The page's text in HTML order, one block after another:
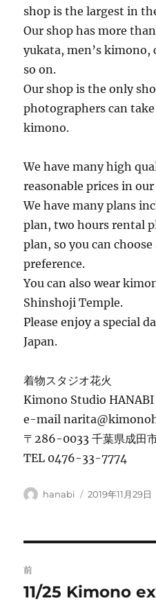
shop is the largest in
Our shop has more
yukata, men’s kimono,
so on.
Our shop is the only
photographers can
kimono.
We have many high
reasonable prices in
We have many plans
plan, two hours rental
plan, so you can
preference.
You can also wear
Shinshoji Temple.
Please enjoy a special
Japan.
着物スタジオ花火
Kimono Studio HANABI
e-mail
〒286-0033 千葉県成田
TEL 0476-33-7774
投
hanabi
投
2019年11月29日
稿
前
前
11/25 Kimono